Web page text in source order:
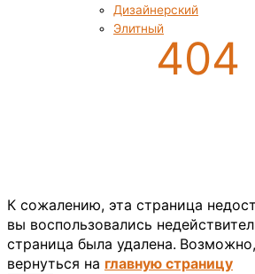
Дизайнерский
Элитный
404
К сожалению, эта страница
вы воспользовались
страница была удалена.
вернуться на главную страницу